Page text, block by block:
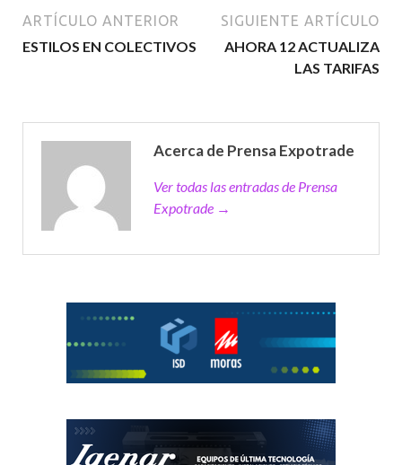
ARTÍCULO ANTERIOR
ESTILOS EN COLECTIVOS
SIGUIENTE ARTÍCULO
AHORA 12 ACTUALIZA
LAS TARIFAS
Acerca de Prensa Expotrade
Ver todas las entradas de Prensa
Expotrade →